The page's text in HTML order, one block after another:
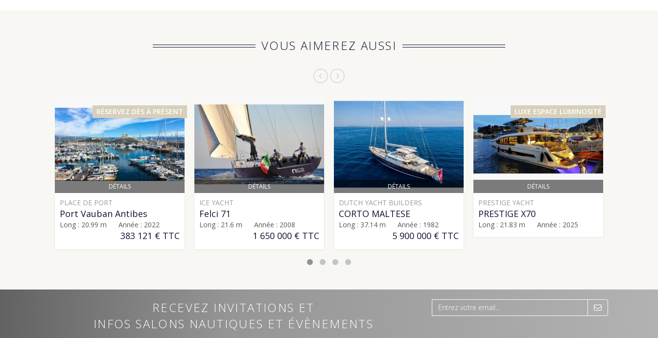
VOUS AIMEREZ AUSSI
DÉTAILS
RÉSERVEZ DÈS À PRÉSENT
PLACE DE PORT
Port Vauban Antibes
Long : 20.99 m Année : 2022
383 121 € TTC
DÉTAILS
ICE YACHT
Felci 71
Long : 21.6 m Année : 2008
1 650 000 € TTC
DÉTAILS
DUTCH YACHT BUILDERS
CORTO MALTESE
Long : 37.14 m Année : 1982
5 900 000 € TTC
DÉTAILS
LUXE ESPACE LUMINOSITÉ
PRESTIGE YACHT
PRESTIGE X70
Long : 21.83 m Année : 2025
RECEVEZ INVITATIONS ET
INFOS SALONS NAUTIQUES ET ÉVÈNEMENTS